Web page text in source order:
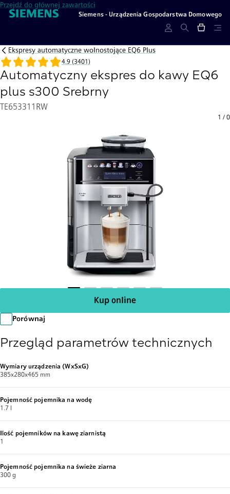
Przejdź do głównej zawartości
Siemens - Urządzenia Gospodarstwa Domowego
Ekspresy automatyczne wolnostojące EQ6 Plus
Automatyczny ekspres do kawy EQ6
plus s300 Srebrny
TE653311RW
4.9 (3401)
1 / 0
Kup online
Porównaj
Przegląd parametrów technicznych
Wymiary urządzenia (WxSxG)
385x280x465 mm
Pojemność pojemnika na wodę
1.7 l
Ilość pojemników na kawę ziarnistą
1
Pojemność pojemnika na świeże ziarna
300 g